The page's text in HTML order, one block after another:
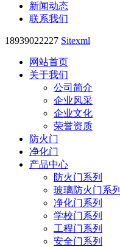
新闻动态
联系我们
18939022227 Sitexml
网站首页
关于我们
公司简介
企业风采
企业文化
荣誉资质
防火门
净化门
产品中心
防火门系列
玻璃防火门系列
净化门系列
学校门系列
工程门系列
安全门系列